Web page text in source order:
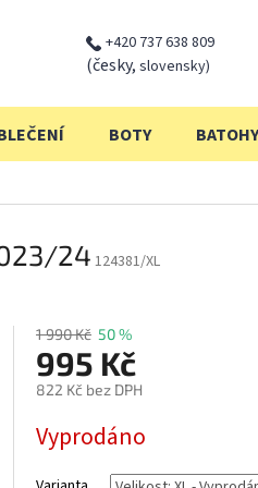
+420 737 638 809
(česky, slovensky)
BOTY BATOHY
24 124381/XL
1 990 Kč 50 %
995 Kč
822 Kč bez DPH
cena:
Vyprodáno